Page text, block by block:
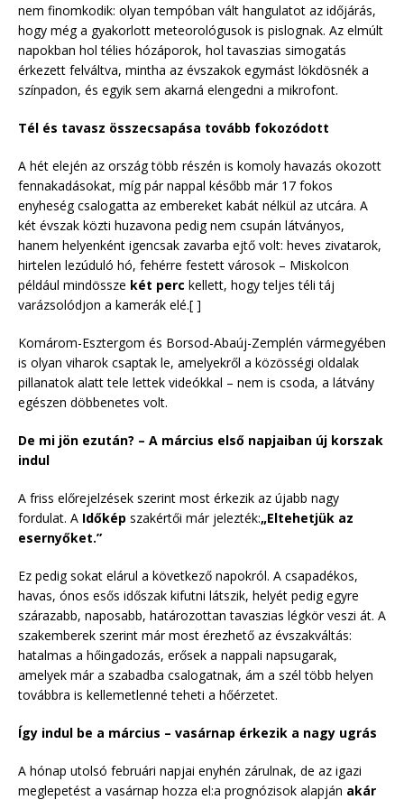
nem finomkodik: olyan tempóban vált hangulatot az időjárás,
hogy még a gyakorlott meteorológusok is pislognak. Az elmúlt
napokban hol télies hózáporok, hol tavaszias simogatás
érkezett felváltva, mintha az évszakok egymást lökdösnék a
színpadon, és egyik sem akarná elengedni a mikrofont.
Tél és tavasz összecsapása tovább fokozódott
A hét elején az ország több részén is komoly havazás okozott
fennakadásokat, míg pár nappal később már 17 fokos
enyheség csalogatta az embereket kabát nélkül az utcára. A
két évszak közti huzavona pedig nem csupán látványos,
hanem helyenként igencsak zavarba ejtő volt: heves zivatarok,
hirtelen lezúduló hó, fehérre festett városok – Miskolcon
például mindössze két perc kellett, hogy teljes téli táj
varázsolódjon a kamerák elé.[ ]
Komárom-Esztergom és Borsod-Abaúj-Zemplén vármegyében
is olyan viharok csaptak le, amelyekről a közösségi oldalak
pillanatok alatt tele lettek videókkal – nem is csoda, a látvány
egészen döbbenetes volt.
De mi jön ezután? – A március első napjaiban új korszak
indul
A friss előrejelzések szerint most érkezik az újabb nagy
fordulat. A Időkép szakértői már jelezték:„Eltehetjük az
esernyőket.”
Ez pedig sokat elárul a következő napokról. A csapadékos,
havas, ónos esős időszak kifutni látszik, helyét pedig egyre
szárazabb, naposabb, határozottan tavaszias légkör veszi át. A
szakemberek szerint már most érezhető az évszakváltás:
hatalmas a hőingadozás, erősek a nappali napsugarak,
amelyek már a szabadba csalogatnak, ám a szél több helyen
továbbra is kellemetlenné teheti a hőérzetet.
Így indul be a március – vasárnap érkezik a nagy ugrás
A hónap utolsó februári napjai enyhén zárulnak, de az igazi
meglepetést a vasárnap hozza el:a prognózisok alapján akár